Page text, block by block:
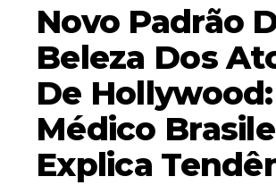
Novo Padrão
Beleza Dos
De Hollywood:
Médico
Explica